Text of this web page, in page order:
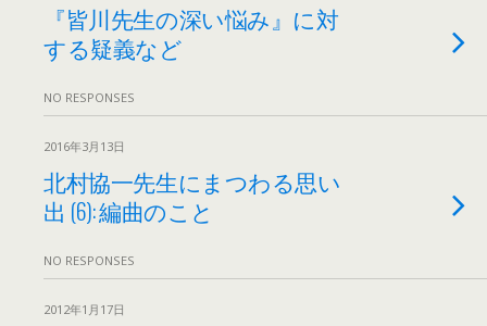
『皆川先生の深い悩み』に対
する疑義など
NO RESPONSES
2016年3月13日
北村協一先生にまつわる思い
出 (6): 編曲のこと
NO RESPONSES
2012年1月17日